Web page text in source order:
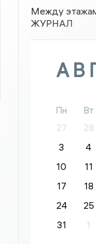
Между
ЖУРНАЛ
Пн Вт
27
28
3
4
10
11
17
18
24
25
31
1